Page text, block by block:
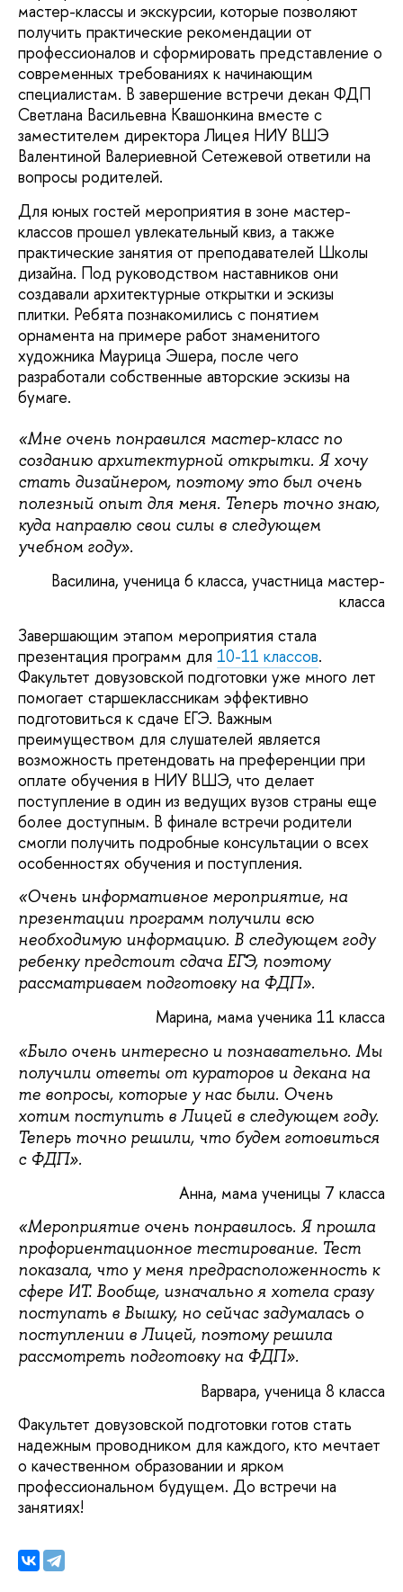
мастер-классы и экскурсии, которые позволяют
получить практические рекомендации от
профессионалов и сформировать представление о
современных требованиях к начинающим
специалистам. В завершение встречи декан ФДП
Светлана Васильевна Квашонкина вместе с
заместителем директора Лицея НИУ ВШЭ
Валентиной Валериевной Сетежевой ответили на
вопросы родителей.
Для юных гостей мероприятия в зоне мастер-
классов прошел увлекательный квиз, а также
практические занятия от преподавателей Школы
дизайна. Под руководством наставников они
создавали архитектурные открытки и эскизы
плитки. Ребята познакомились с понятием
орнамента на примере работ знаменитого
художника Маурица Эшера, после чего
разработали собственные авторские эскизы на
бумаге.
«Мне очень понравился мастер-класс по
созданию архитектурной открытки. Я хочу
стать дизайнером, поэтому это был очень
полезный опыт для меня. Теперь точно знаю,
куда направлю свои силы в следующем
учебном году».
Василина, ученица 6 класса, участница мастер-
класса
Завершающим этапом мероприятия стала
презентация программ для 10-11 классов.
Факультет довузовской подготовки уже много лет
помогает старшеклассникам эффективно
подготовиться к сдаче ЕГЭ. Важным
преимуществом для слушателей является
возможность претендовать на преференции при
оплате обучения в НИУ ВШЭ, что делает
поступление в один из ведущих вузов страны еще
более доступным. В финале встречи родители
смогли получить подробные консультации о всех
особенностях обучения и поступления.
«Очень информативное мероприятие, на
презентации программ получили всю
необходимую информацию. В следующем году
ребенку предстоит сдача ЕГЭ, поэтому
рассматриваем подготовку на ФДП».
Марина, мама ученика 11 класса
«Было очень интересно и познавательно. Мы
получили ответы от кураторов и декана на
те вопросы, которые у нас были. Очень
хотим поступить в Лицей в следующем году.
Теперь точно решили, что будем готовиться
с ФДП».
Анна, мама ученицы 7 класса
«Мероприятие очень понравилось. Я прошла
профориентационное тестирование. Тест
показала, что у меня предрасположенность к
сфере ИТ. Вообще, изначально я хотела сразу
поступать в Вышку, но сейчас задумалась о
поступлении в Лицей, поэтому решила
рассмотреть подготовку на ФДП».
Варвара, ученица 8 класса
Факультет довузовской подготовки готов стать
надежным проводником для каждого, кто мечтает
о качественном образовании и ярком
профессиональном будущем. До встречи на
занятиях!